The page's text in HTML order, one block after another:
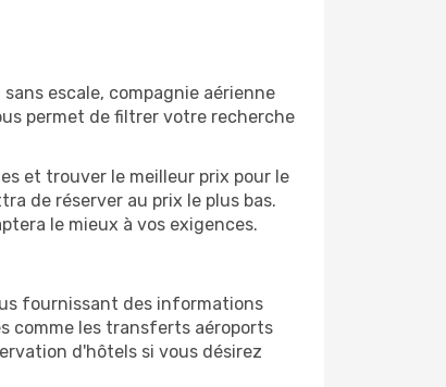
escale, compagnie aérienne
permet de filtrer votre recherche
et trouver le meilleur prix pour le
de réserver au prix le plus bas.
le mieux à vos exigences.
fournissant des informations
comme les transferts aéroports
d'hôtels si vous désirez